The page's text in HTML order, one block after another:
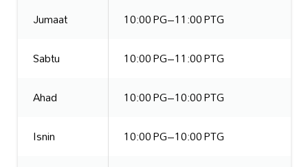
Jumaat
10:00 PG–11:00 PTG
Sabtu
10:00 PG–11:00 PTG
Ahad
10:00 PG–10:00 PTG
Isnin
10:00 PG–10:00 PTG